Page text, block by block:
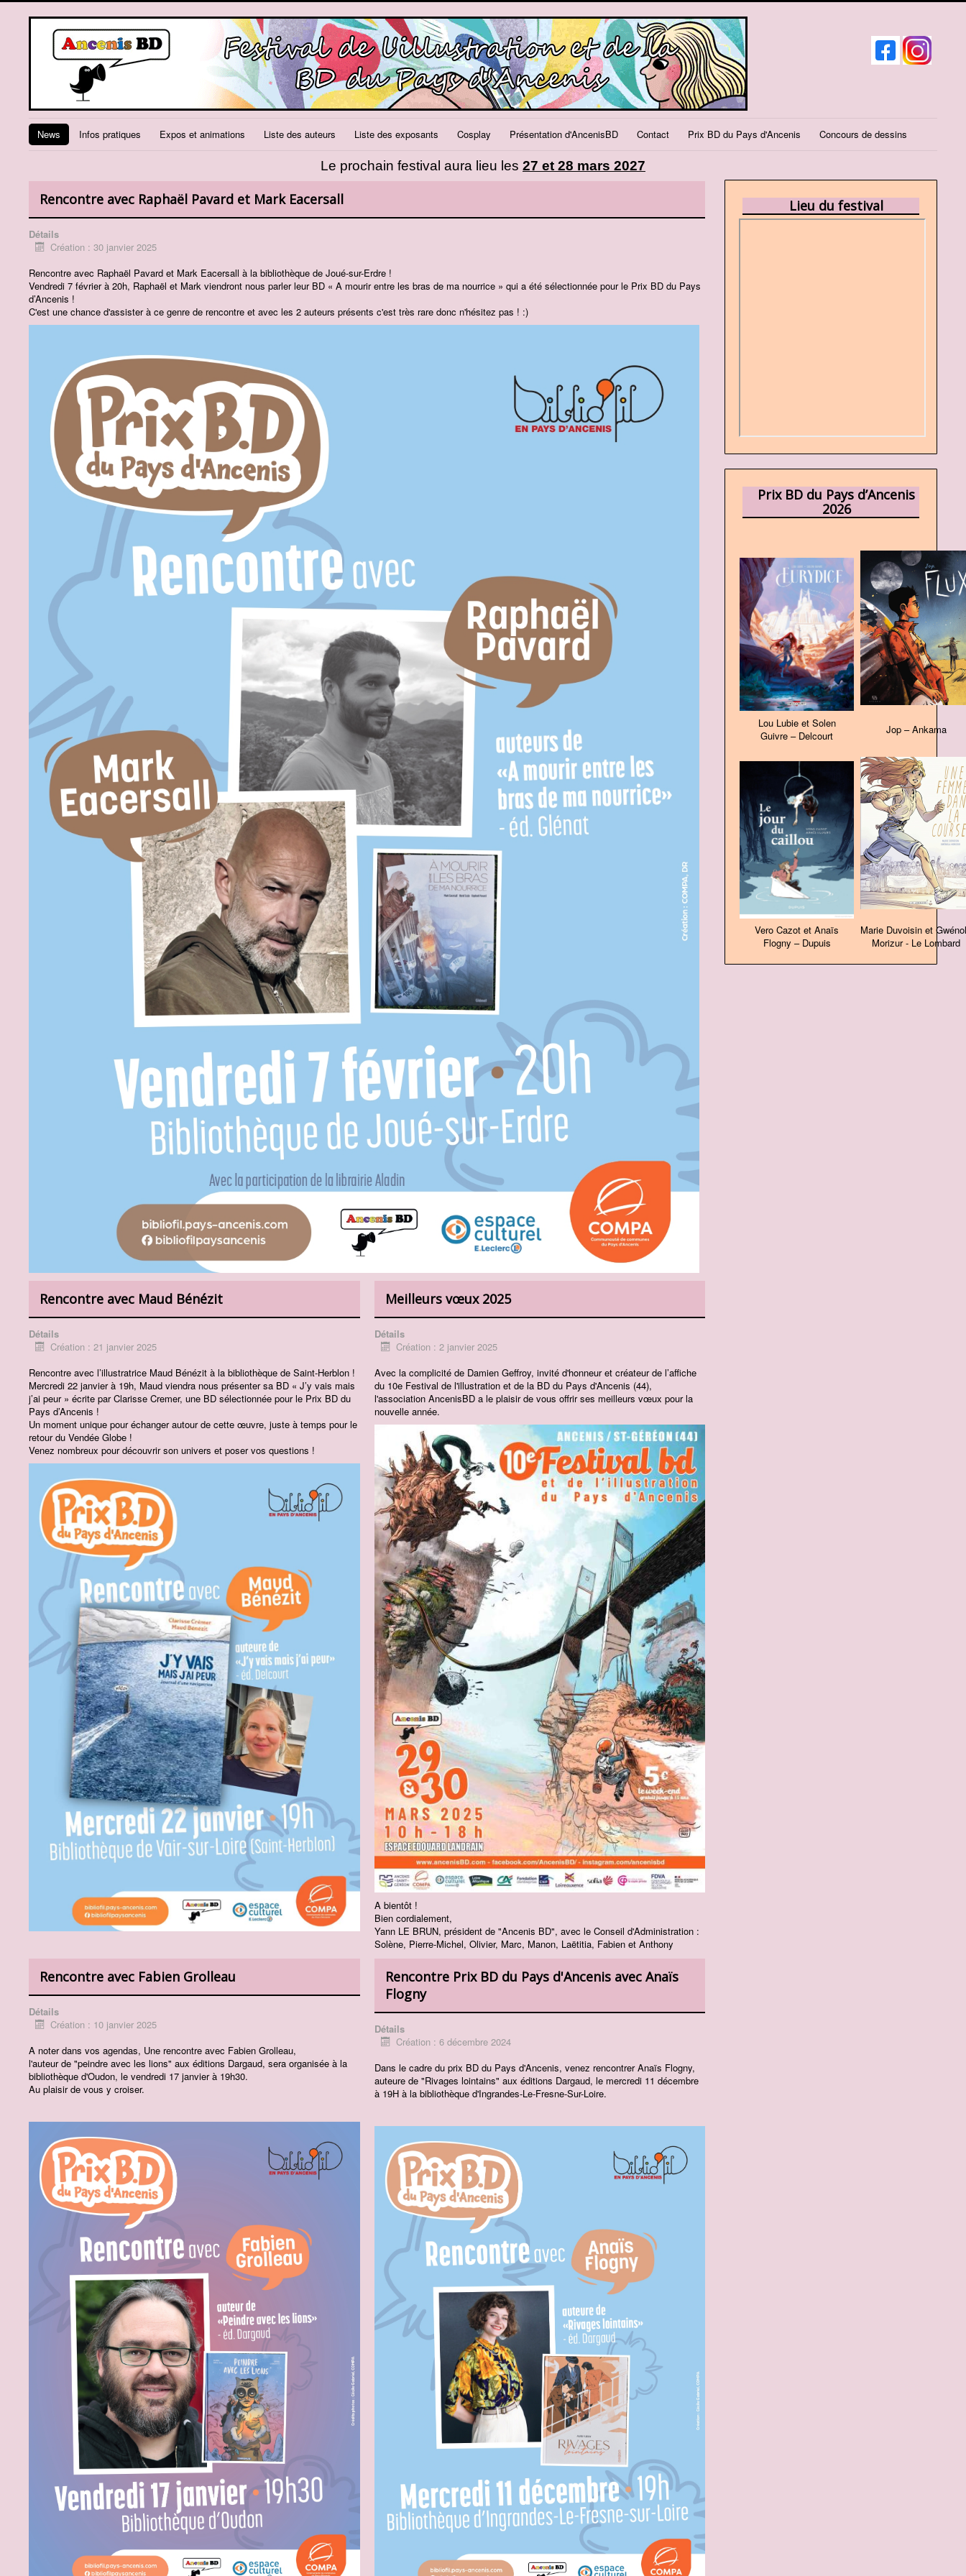
News Infos pratiques Expos et animations Liste des auteurs Liste des exposants Cosplay Présentation d'AncenisBD Contact Prix BD du Pays d'Ancenis Concours de dessins
Le prochain festival aura lieu les 27 et 28 mars 2027
Rencontre avec Raphaël Pavard et Mark Eacersall
Détails
Création : 30 janvier 2025
Rencontre avec Raphaël Pavard et Mark Eacersall à la bibliothèque de Joué-sur-Erdre !
Vendredi 7 février à 20h, Raphaël et Mark viendront nous parler leur BD « A mourir entre les bras de ma nourrice » qui a été sélectionnée pour le Prix BD du Pays
d’Ancenis !
C'est une chance d'assister à ce genre de rencontre et avec les 2 auteurs présents c'est très rare donc n'hésitez pas ! :)
Rencontre avec Maud Bénézit
Détails
Création : 21 janvier 2025
Rencontre avec l’illustratrice Maud Bénézit à la bibliothèque de Saint-Herblon !
Mercredi 22 janvier à 19h, Maud viendra nous présenter sa BD « J’y vais mais
j’ai peur » écrite par Clarisse Cremer, une BD sélectionnée pour le Prix BD du
Pays d’Ancenis !
Un moment unique pour échanger autour de cette œuvre, juste à temps pour le
retour du Vendée Globe !
Venez nombreux pour découvrir son univers et poser vos questions !
Meilleurs vœux 2025
Détails
Création : 2 janvier 2025
Avec la complicité de Damien Geffroy, invité d'honneur et créateur de l’affiche
du 10e Festival de l'illustration et de la BD du Pays d'Ancenis (44),
l'association AncenisBD a le plaisir de vous offrir ses meilleurs vœux pour la
nouvelle année.
A bientôt !
Bien cordialement,
Yann LE BRUN, président de "Ancenis BD", avec le Conseil d'Administration :
Solène, Pierre-Michel, Olivier, Marc, Manon, Laëtitia, Fabien et Anthony
Rencontre avec Fabien Grolleau
Détails
Création : 10 janvier 2025
A noter dans vos agendas, Une rencontre avec Fabien Grolleau,
l'auteur de "peindre avec les lions" aux éditions Dargaud, sera organisée à la
bibliothèque d'Oudon, le vendredi 17 janvier à 19h30.
Au plaisir de vous y croiser.
Rencontre Prix BD du Pays d'Ancenis avec Anaïs
Flogny
Détails
Création : 6 décembre 2024
Dans le cadre du prix BD du Pays d'Ancenis, venez rencontrer Anaïs Flogny,
auteure de "Rivages lointains" aux éditions Dargaud, le mercredi 11 décembre
à 19H à la bibliothèque d'Ingrandes-Le-Fresne-Sur-Loire.
Lieu du festival
Prix BD du Pays d’Ancenis
2026
Lou Lubie et Solen
Guivre – Delcourt
Jop – Ankama
Vero Cazot et Anaïs
Flogny – Dupuis
Marie Duvoisin et
Morizur - Le Lombard